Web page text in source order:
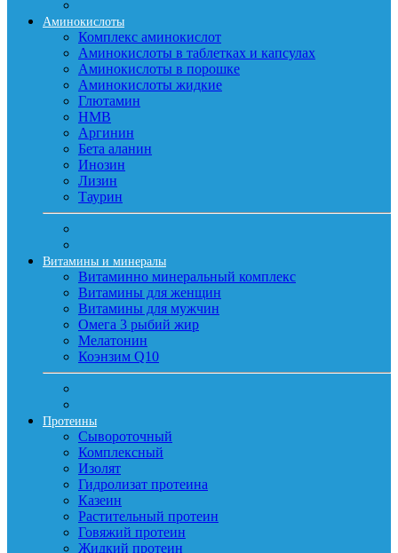
Аминокислоты
Комплекс аминокислот
Аминокислоты в таблетках и капсулах
Аминокислоты в порошке
Аминокислоты жидкие
Глютамин
HMB
Аргинин
Бета аланин
Инозин
Лизин
Таурин
Витамины и минералы
Витаминно минеральный комплекс
Витамины для женщин
Витамины для мужчин
Омега 3 рыбий жир
Мелатонин
Коэнзим Q10
Протеины
Сывороточный
Комплексный
Изолят
Гидролизат протеина
Казеин
Растительный протеин
Говяжий протеин
Жидкий протеин